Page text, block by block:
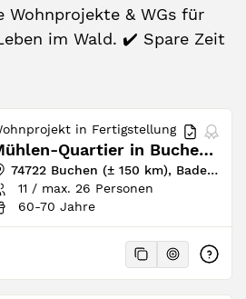
Wohnprojekte & WGs für
im Wald. ✔️ Spare Zeit
in Fertigstellung
Mühlen-Quartier in Buchen/Odenwald
74722 Buchen (± 150 km), Baden-Württemberg, Deutschland
11 / max. 26 Personen
60-70 Jahre